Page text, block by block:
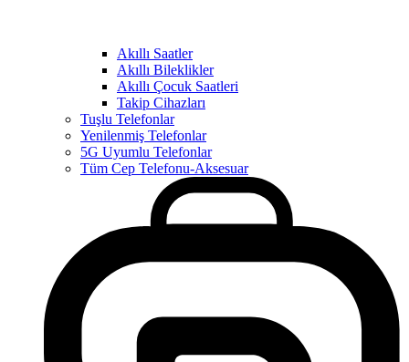
Akıllı Saatler
Akıllı Bileklikler
Akıllı Çocuk Saatleri
Takip Cihazları
Tuşlu Telefonlar
Yenilenmiş Telefonlar
5G Uyumlu Telefonlar
Tüm Cep Telefonu-Aksesuar